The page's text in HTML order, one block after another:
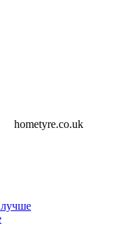
hometyre.co.uk